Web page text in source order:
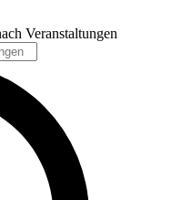
Veranstaltungen